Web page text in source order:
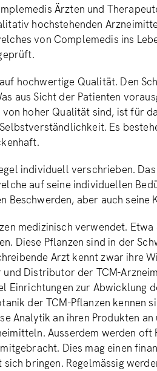
Ärzten und
hochstehenden
von Complemedis ins
hochwertige Qualität. Den
aus Sicht der Patienten
hoher Qualität sind, ist für
Selbstverständlichkeit. Es
individuell verschrieben.
auf seine individuellen
Beschwerden, aber auch seine
medizinisch verwendet.
Diese Pflanzen sind in der
Arzt kennt zwar ihre
Distributor der TCM-
Einrichtungen zur Abwicklung
der TCM-Pflanzen kennen
Analytik an ihren Produkten
Ausserdem werden
Dies mag einen
bringen. Regelmässig